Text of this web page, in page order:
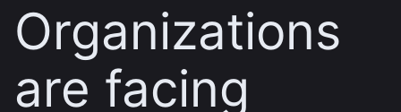
Organizations
are facing